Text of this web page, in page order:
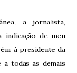
a jornalista,
indicação de meu
à presidente da
a todas as demais